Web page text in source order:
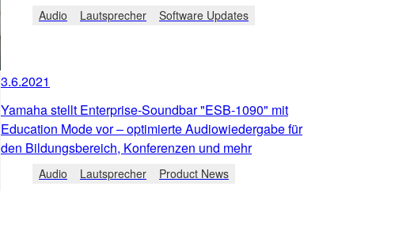
Audio Lautsprecher Software Updates
3.6.2021
Yamaha stellt Enterprise-Soundbar "ESB-1090" mit
Education Mode vor – optimierte Audiowiedergabe für
den Bildungsbereich, Konferenzen und mehr
Audio Lautsprecher Product News